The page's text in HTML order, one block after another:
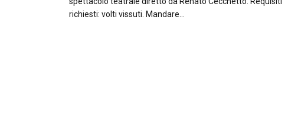
richiesti: volti vissuti. Mandare…